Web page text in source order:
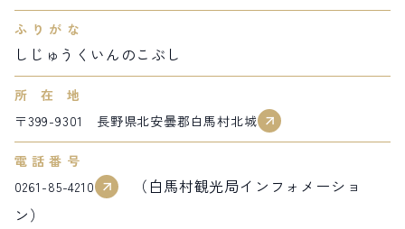
お問い合わせ LINEで友だちになる
白馬村観光局インフォメーション
399-9301 長野県北安曇郡白馬村北城5497
Snow Peak LAND STATION HAKUBA内
営業時間：9:00～17:00 定休日：無休
TEL.0261-85-4210 / FAX.0261-85-4240
ふりがな
しじゅうくいんのこぶし
所在地
〒399-9301 長野県北安曇郡白馬村北城
電話番号
0261-85-4210
（白馬村観光局インフォメーショ
ン）